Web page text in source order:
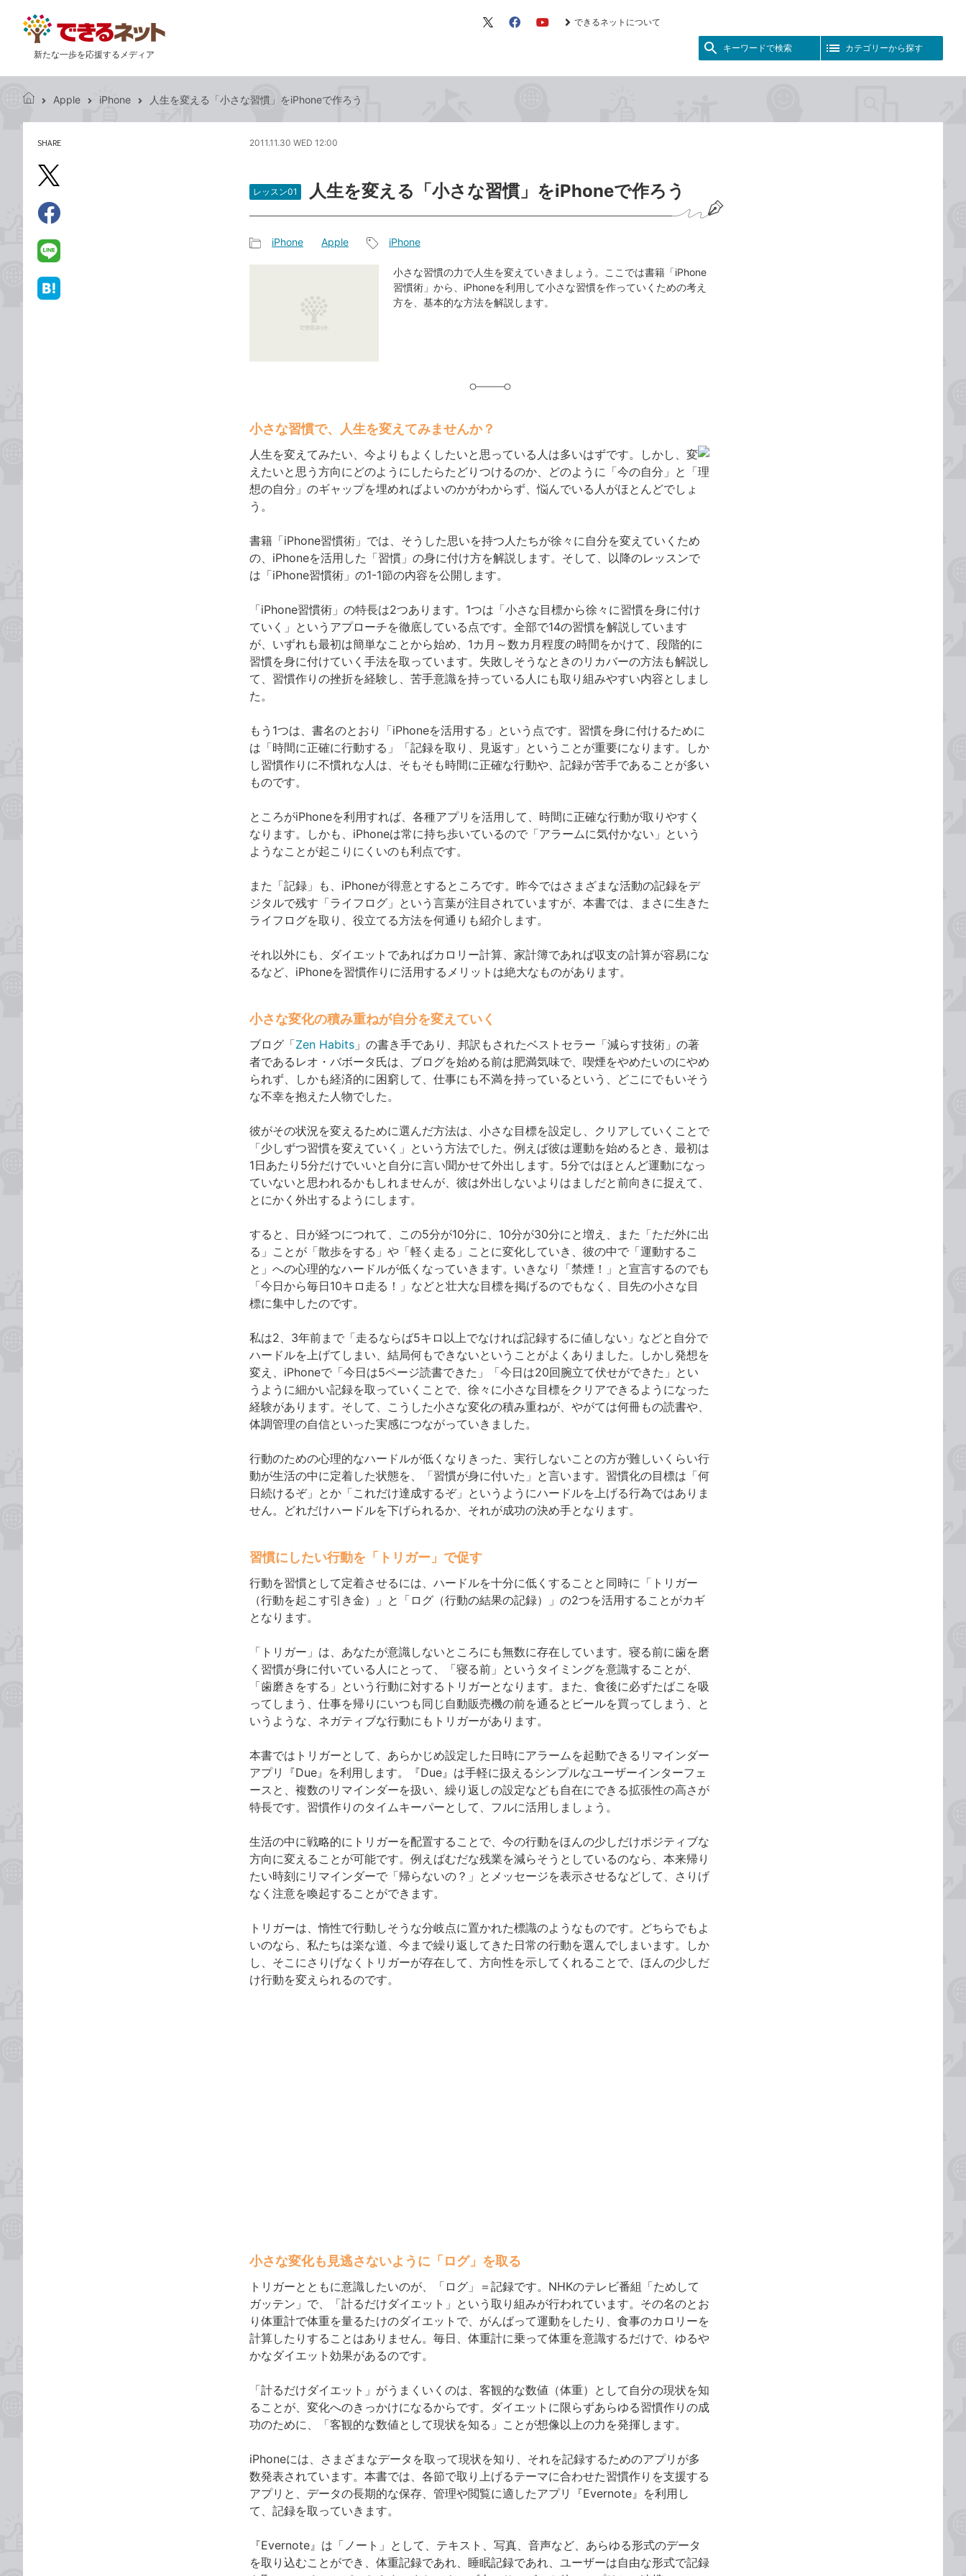
新たな一歩を応援するメディア
X（旧 FacebookYouTube
できるネットについて
キーワードで検索 カテゴリーから探す
き
る
ッ
ト
Apple iPhone 人生を変える「小さな習慣」をiPhoneで作ろう
SHARE
X（旧
で
2011.11.30 WED 12:00
レッスン01 人生を変える「小さな習慣」をiPhoneで作ろう
iPhone Apple iPhone
小さな習慣の力で人生を変えていきましょう。ここでは書籍「iPhone
習慣術」から、iPhoneを利用して小さな習慣を作っていくための考え
方を、基本的な方法を解説します。
小さな習慣で、人生を変えてみませんか？
人生を変えてみたい、今よりもよくしたいと思っている人は多いはずです。しかし、変
えたいと思う方向にどのようにしたらたどりつけるのか、どのように「今の自分」と「理
想の自分」のギャップを埋めればよいのかがわからず、悩んでいる人がほとんどでしょ
う。
書籍「iPhone習慣術」では、そうした思いを持つ人たちが徐々に自分を変えていくため
の、iPhoneを活用した「習慣」の身に付け方を解説します。そして、以降のレッスンで
は「iPhone習慣術」の1-1節の内容を公開します。
「iPhone習慣術」の特長は2つあります。1つは「小さな目標から徐々に習慣を身に付け
ていく」というアプローチを徹底している点です。全部で14の習慣を解説しています
が、いずれも最初は簡単なことから始め、1カ月～数カ月程度の時間をかけて、段階的に
習慣を身に付けていく手法を取っています。失敗しそうなときのリカバーの方法も解説し
て、習慣作りの挫折を経験し、苦手意識を持っている人にも取り組みやすい内容としまし
た。
もう1つは、書名のとおり「iPhoneを活用する」という点です。習慣を身に付けるために
は「時間に正確に行動する」「記録を取り、見返す」ということが重要になります。しか
し習慣作りに不慣れな人は、そもそも時間に正確な行動や、記録が苦手であることが多い
ものです。
ところがiPhoneを利用すれば、各種アプリを活用して、時間に正確な行動が取りやすく
なります。しかも、iPhoneは常に持ち歩いているので「アラームに気付かない」という
ようなことが起こりにくいのも利点です。
また「記録」も、iPhoneが得意とするところです。昨今ではさまざまな活動の記録をデ
ジタルで残す「ライフログ」という言葉が注目されていますが、本書では、まさに生きた
ライフログを取り、役立てる方法を何通りも紹介します。
それ以外にも、ダイエットであればカロリー計算、家計簿であれば収支の計算が容易にな
るなど、iPhoneを習慣作りに活用するメリットは絶大なものがあります。
小さな変化の積み重ねが自分を変えていく
ブログ「Zen Habits 」の書き手であり、邦訳もされたベストセラー「減らす技術」の著
者であるレオ・バボータ氏は、ブログを始める前は肥満気味で、喫煙をやめたいのにやめ
られず、しかも経済的に困窮して、仕事にも不満を持っているという、どこにでもいそう
な不幸を抱えた人物でした。
彼がその状況を変えるために選んだ方法は、小さな目標を設定し、クリアしていくことで
「少しずつ習慣を変えていく」という方法でした。例えば彼は運動を始めるとき、最初は
1日あたり5分だけでいいと自分に言い聞かせて外出します。5分ではほとんど運動になっ
ていないと思われるかもしれませんが、彼は外出しないよりはましだと前向きに捉えて、
とにかく外出するようにします。
すると、日が経つにつれて、この5分が10分に、10分が30分にと増え、また「ただ外に出
る」ことが「散歩をする」や「軽く走る」ことに変化していき、彼の中で「運動するこ
と」への心理的なハードルが低くなっていきます。いきなり「禁煙！」と宣言するのでも
「今日から毎日10キロ走る！」などと壮大な目標を掲げるのでもなく、目先の小さな目
標に集中したのです。
私は2、3年前まで「走るならば5キロ以上でなければ記録するに値しない」などと自分で
ハードルを上げてしまい、結局何もできないということがよくありました。しかし発想を
変え、iPhoneで「今日は5ページ読書できた」「今日は20回腕立て伏せができた」とい
うように細かい記録を取っていくことで、徐々に小さな目標をクリアできるようになった
経験があります。そして、こうした小さな変化の積み重ねが、やがては何冊もの読書や、
体調管理の自信といった実感につながっていきました。
行動のための心理的なハードルが低くなりきった、実行しないことの方が難しいくらい行
動が生活の中に定着した状態を、「習慣が身に付いた」と言います。習慣化の目標は「何
日続けるぞ」とか「これだけ達成するぞ」というようにハードルを上げる行為ではありま
せん。どれだけハードルを下げられるか、それが成功の決め手となります。
習慣にしたい行動を「トリガー」で促す
行動を習慣として定着させるには、ハードルを十分に低くすることと同時に「トリガー
（行動を起こす引き金）」と「ログ（行動の結果の記録）」の2つを活用することがカギ
となります。
「トリガー」は、あなたが意識しないところにも無数に存在しています。寝る前に歯を磨
く習慣が身に付いている人にとって、「寝る前」というタイミングを意識することが、
「歯磨きをする」という行動に対するトリガーとなります。また、食後に必ずたばこを吸
ってしまう、仕事を帰りにいつも同じ自動販売機の前を通るとビールを買ってしまう、と
いうような、ネガティブな行動にもトリガーがあります。
本書ではトリガーとして、あらかじめ設定した日時にアラームを起動できるリマインダー
アプリ『Due』を利用します。『Due』は手軽に扱えるシンプルなユーザーインターフェ
ースと、複数のリマインダーを扱い、繰り返しの設定なども自在にできる拡張性の高さが
特長です。習慣作りのタイムキーパーとして、フルに活用しましょう。
生活の中に戦略的にトリガーを配置することで、今の行動をほんの少しだけポジティブな
方向に変えることが可能です。例えばむだな残業を減らそうとしているのなら、本来帰り
たい時刻にリマインダーで「帰らないの？」とメッセージを表示させるなどして、さりげ
なく注意を喚起することができます。
トリガーは、惰性で行動しそうな分岐点に置かれた標識のようなものです。どちらでもよ
いのなら、私たちは楽な道、今まで繰り返してきた日常の行動を選んでしまいます。しか
し、そこにさりげなくトリガーが存在して、方向性を示してくれることで、ほんの少しだ
け行動を変えられるのです。
小さな変化も見逃さないように「ログ」を取る
トリガーとともに意識したいのが、「ログ」＝記録です。NHKのテレビ番組「ためして
ガッテン」で、「計るだけダイエット」という取り組みが行われています。その名のとお
り体重計で体重を量るたけのダイエットで、がんばって運動をしたり、食事のカロリーを
計算したりすることはありません。毎日、体重計に乗って体重を意識するだけで、ゆるや
かなダイエット効果があるのです。
「計るだけダイエット」がうまくいくのは、客観的な数値（体重）として自分の現状を知
ることが、変化へのきっかけになるからです。ダイエットに限らずあらゆる習慣作りの成
功のために、「客観的な数値として現状を知る」ことが想像以上の力を発揮します。
iPhoneには、さまざまなデータを取って現状を知り、それを記録するためのアプリが多
数発表されています。本書では、各節で取り上げるテーマに合わせた習慣作りを支援する
アプリと、データの長期的な保存、管理や閲覧に適したアプリ『Evernote』を利用し
て、記録を取っていきます。
『Evernote』は「ノート」として、テキスト、写真、音声など、あらゆる形式のデータ
を取り込むことができ、体重記録であれ、睡眠記録であれ、ユーザーは自由な形式で記録